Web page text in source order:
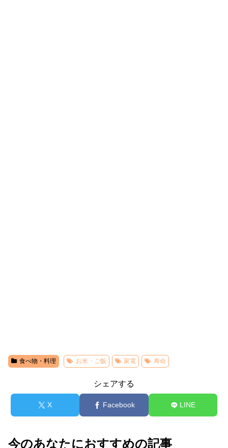
食べ物・料理 お米・ご飯 家電 寿命
シェアする
X Facebook LINE
今のあなたにおすすめの記事